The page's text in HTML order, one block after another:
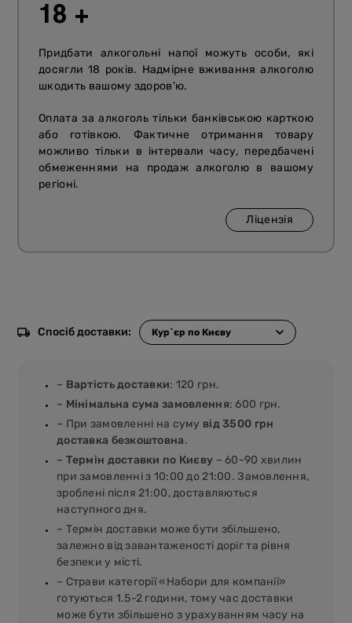
18 +
Придбати алкогольні напої можуть особи, які
досягли 18 років. Надмірне вживання алкоголю
шкодить вашому здоров'ю.
Оплата за алкоголь тільки банківською карткою
або готівкою. Фактичне отримання товару
можливо тільки в інтервали часу, передбачені
обмеженнями на продаж алкоголю в вашому
регіоні.
Ліцензія
Спосіб доставки:
– Вартість доставки: 120 грн.
– Мінімальна сума замовлення: 600 грн.
– При замовленні на суму від 3500 грн
доставка безкоштовна.
– Термін доставки по Києву – 60-90 хвилин
при замовленні з 10:00 до 21:00. Замовлення,
зроблені після 21:00, доставляються
наступного дня.
– Термін доставки може бути збільшено,
залежно від завантаженості доріг та рівня
безпеки у місті.
– Страви категорії «Набори для компанії»
готуються 1.5-2 години, тому час доставки
може бути збільшено з урахуванням часу на